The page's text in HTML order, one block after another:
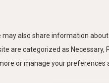
also share information
are categorized as Necessary,
or manage your preferences